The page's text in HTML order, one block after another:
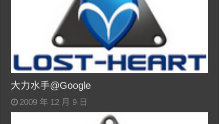
大力水手@Google
2009 年 12 月 9 日